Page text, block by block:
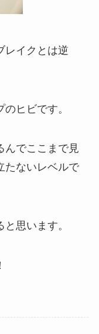
レイクとは逆
ヒビです。
んでここまで見
たないレベルで
思います。